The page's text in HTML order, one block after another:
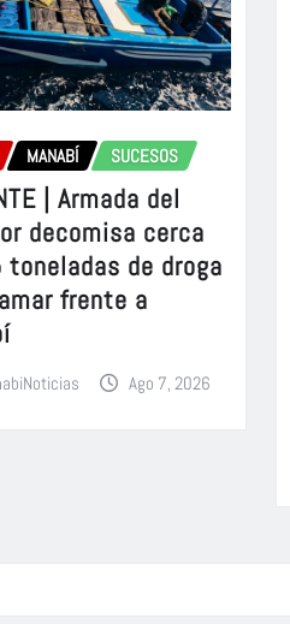
MANABÍ SUCESOS
| Armada del
decomisa cerca
toneladas de droga
frente a
Ago 7, 2026